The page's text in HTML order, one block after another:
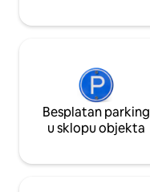
Besplatan parking
u sklopu objekta